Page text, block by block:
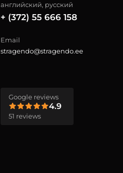
английский, русский
+ (372) 55 666 158
Email
stragendo@stragendo.ee
Google reviews
4.9
51 reviews